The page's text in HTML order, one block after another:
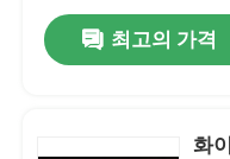
최고의 가격
화